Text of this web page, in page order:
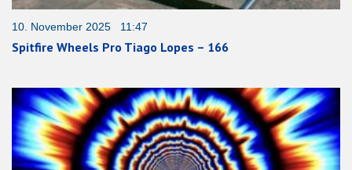
10. November 2025 11:47
Spitfire Wheels Pro Tiago Lopes – 166